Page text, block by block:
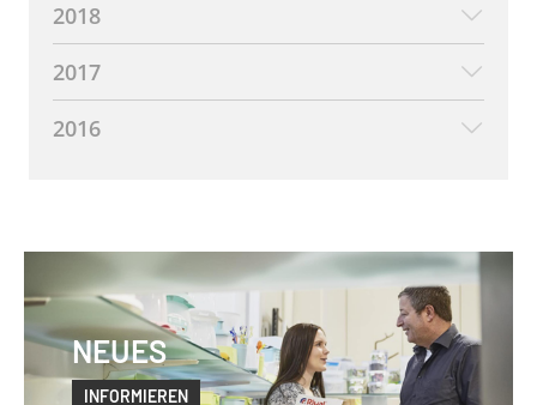
2018
2017
2016
NEUES
INFORMIEREN